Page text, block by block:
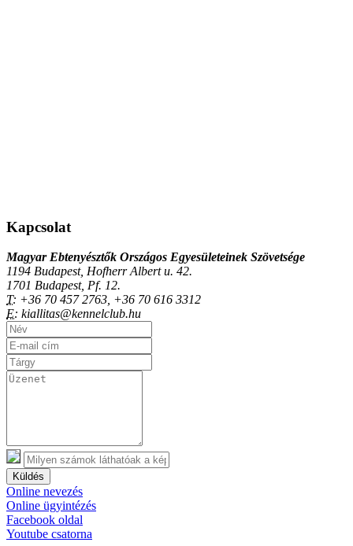
Kapcsolat
Magyar Ebtenyésztők Országos Egyesületeinek Szövetsége
1194 Budapest, Hofherr Albert u. 42.
1701 Budapest, Pf. 12.
T: +36 70 457 2763, +36 70 616 3312
E: kiallitas@kennelclub.hu
Küldés
Online nevezés
Online ügyintézés
Facebook oldal
Youtube csatorna